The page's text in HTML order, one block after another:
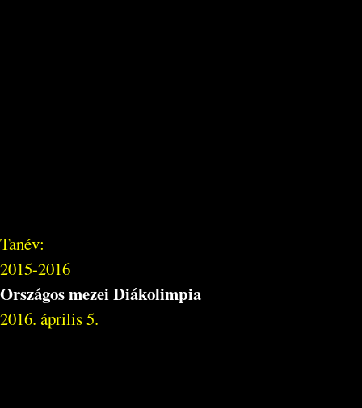
Tanév:
2015-2016
Országos mezei Diákolimpia
2016. április 5.